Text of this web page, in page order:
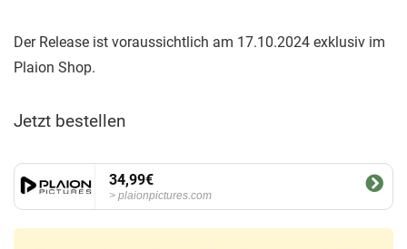
Der Release ist voraussichtlich am 17.10.2024 exklusiv im
Plaion Shop.
Jetzt bestellen
34,99€
plaionpictures.com